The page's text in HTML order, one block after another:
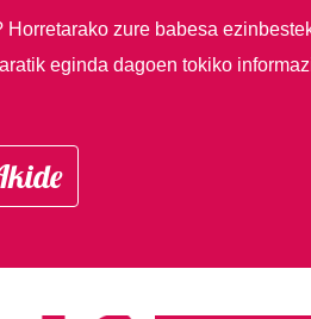
Horretarako zure babesa
eginda dagoen tokiko